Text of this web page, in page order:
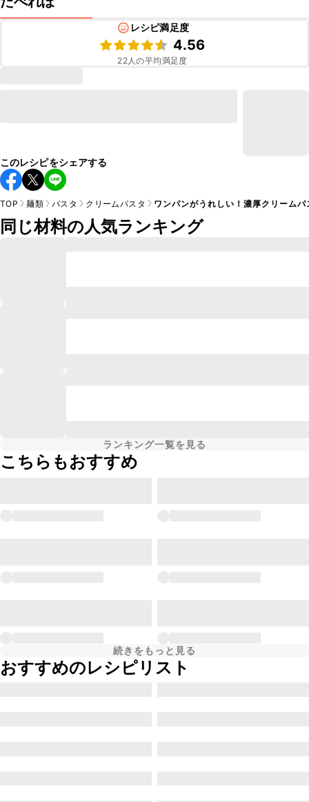
レシピ満足度
4.56
22人の平均満足度
このレシピをシェアする
TOP 麺類 パスタ クリームパスタ ワンパンがうれしい！濃厚クリームパ
同じ材料の人気ランキング
ランキング一覧を見る
こちらもおすすめ
続きをもっと見る
おすすめのレシピリスト